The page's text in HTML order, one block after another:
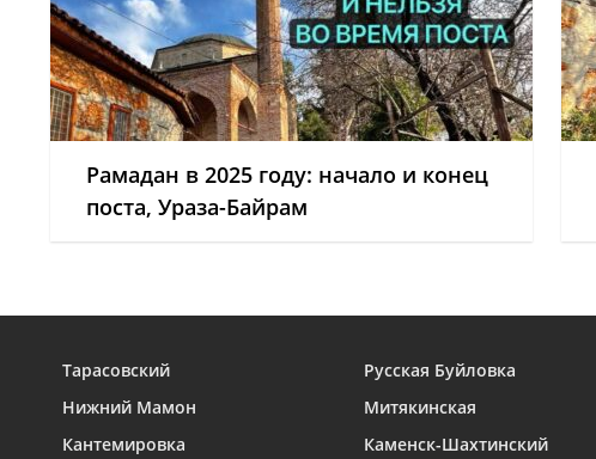
Рамадан в 2025 году: начало и конец
поста, Ураза-Байрам
Тарасовский Русская Буйловка
Нижний Мамон
Митякинская
Кантемировка
Каменск-Шахтинский